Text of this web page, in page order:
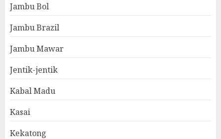
Jambu Bol
Jambu Brazil
Jambu Mawar
Jentik-jentik
Kabal Madu
Kasai
Kekatong